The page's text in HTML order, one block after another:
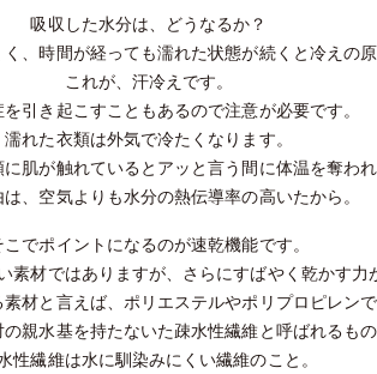
吸収した水分は、どうなるか？
、時間が経っても濡れた状態が続くと冷えの原
これが、汗冷えです。
引き起こすこともあるので注意が必要です。
濡れた衣類は外気で冷たくなります。
肌が触れているとアッと言う間に体温を奪われ
は、空気よりも水分の熱伝導率の高いたから。
こでポイントになるのが速乾機能です。
素材ではありますが、さらにすばやく乾かす力
材と言えば、ポリエステルやポリプロピレンで
親水基を持たないた疎水性繊維と呼ばれるもの
性繊維は水に馴染みにくい繊維のこと。